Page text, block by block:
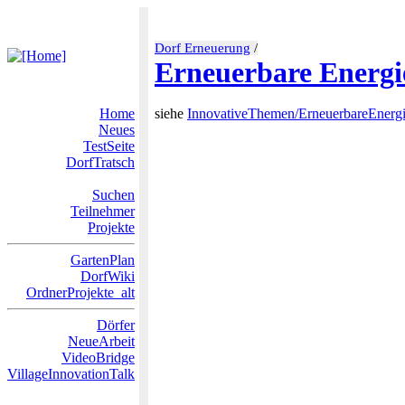
Dorf Erneuerung /
Erneuerbare
Home
Neues
TestSeite
DorfTratsch
Suchen
Teilnehmer
Projekte
GartenPlan
DorfWiki
OrdnerProjekte_alt
Dörfer
NeueArbeit
VideoBridge
VillageInnovationTalk
siehe InnovativeThemen/